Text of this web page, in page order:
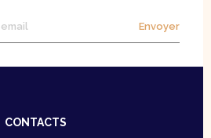
Envoyer
CONTACTS